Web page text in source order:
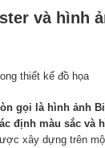
Tìm
và hình
gọi là hình ảnh
định màu sắc và
xây dựng trên